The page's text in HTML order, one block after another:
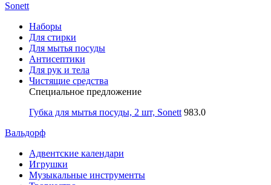
Sonett
Наборы
Для стирки
Для мытья посуды
Антисептики
Для рук и тела
Чистящие средства
Специальное предложение
Губка для мытья посуды, 2 шт, Sonett 983.0
Вальдорф
Адвентские календари
Игрушки
Музыкальные инструменты